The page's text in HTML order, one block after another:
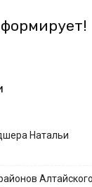
Натальи
Алтайского